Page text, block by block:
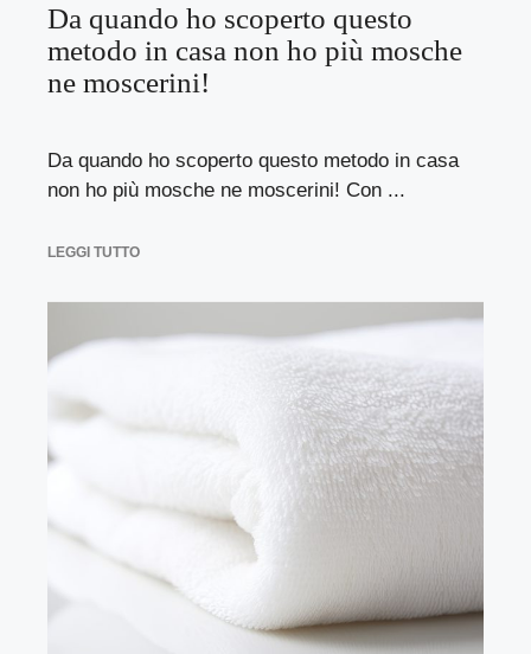
Da quando ho scoperto questo
metodo in casa non ho più mosche
ne moscerini!
Da quando ho scoperto questo metodo in casa
non ho più mosche ne moscerini! Con ...
LEGGI TUTTO